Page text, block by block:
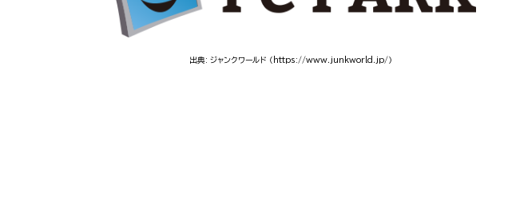
出典: ジャンクワールド （https://www.junkworld.jp/）